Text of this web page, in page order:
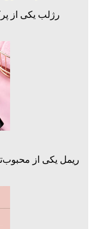
رژلب یکی از
ریمل یکی از